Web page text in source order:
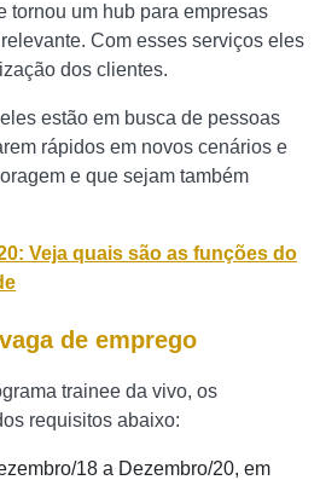
tornou um hub para empresas
Com esses serviços eles
dos clientes.
estão em busca de pessoas
rápidos em novos cenários e
e que sejam também
Veja quais são as funções do
de emprego
trainee da vivo, os
requisitos abaixo:
18 a Dezembro/20, em